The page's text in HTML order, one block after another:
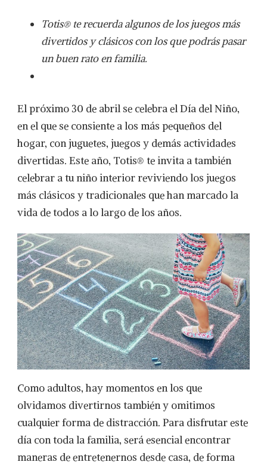
NIÑO
LLEVAS
CELEBRAR
DÍA
DEL
CON
TODA
LA
FAMILIA
Totis® te recuerda algunos de los juegos más
divertidos y clásicos con los que podrás pasar
un buen rato en familia.
El próximo 30 de abril se celebra el Día del Niño,
en el que se consiente a los más pequeños del
hogar, con juguetes, juegos y demás actividades
divertidas. Este año, Totis® te invita a también
celebrar a tu niño interior reviviendo los juegos
más clásicos y tradicionales que han marcado la
vida de todos a lo largo de los años.
Como adultos, hay momentos en los que
olvidamos divertirnos también y omitimos
cualquier forma de distracción. Para disfrutar este
día con toda la familia, será esencial encontrar
maneras de entretenernos desde casa, de forma